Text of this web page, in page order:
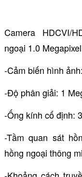
Camera HDCVI/
ngoại 1.0
-Cảm biến hình
-Độ phân giải: 1
-Ống kính cố định:
-Tầm quan sát
hồng ngoại thông